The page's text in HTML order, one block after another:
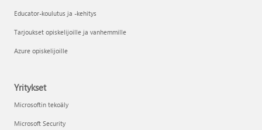
Educator-koulutus ja -kehitys
Tarjoukset opiskelijoille ja vanhemmille
Azure opiskelijoille
Yritykset
Microsoftin tekoäly
Microsoft Security